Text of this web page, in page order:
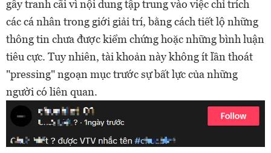
gây tranh cãi vì nội dung tập trung vào việc chỉ trích
các cá nhân trong giới giải trí, bằng cách tiết lộ những
thông tin chưa được kiểm chứng hoặc những bình luận
tiêu cực. Tuy nhiên, tài khoản này không ít lần thoát
"pressing" ngoạn mục trước sự bất lực của những
người có liên quan.